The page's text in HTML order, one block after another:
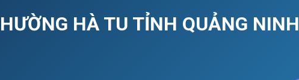
HÀ TU TỈNH QUẢNG NINH